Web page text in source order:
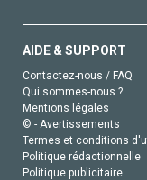
AIDE & SUPPORT
Contactez-nous / FAQ
Qui sommes-nous ?
Mentions légales
© - Avertissements
Termes et conditions
Politique rédactionnelle
Politique publicitaire